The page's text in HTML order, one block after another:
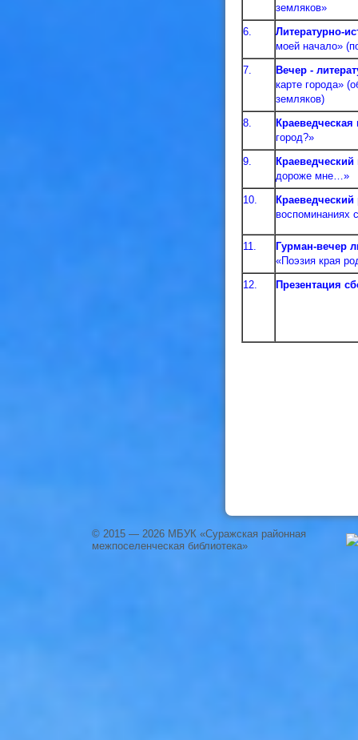
земляков»
6.
Литературно-
моей начало»
7.
Вечер -
карте города»
земляков)
8.
город?»
9.
дороже мне…»
10.
воспоминаниях
11.
Гурман-вечер
«Поэзия края
12.
Презентация
© 2015 — 2026 МБУК «Суражская районная
межпоселенческая библиотека»